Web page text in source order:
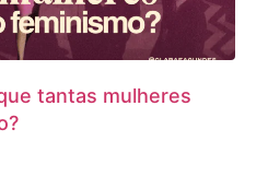
tantas mulheres